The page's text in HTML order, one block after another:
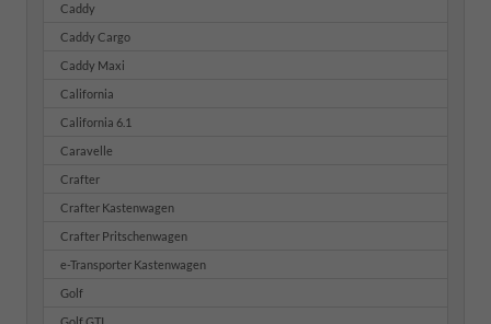
Caddy
Caddy Cargo
Caddy Maxi
California
California 6.1
Caravelle
Crafter
Crafter Kastenwagen
Crafter Pritschenwagen
e-Transporter Kastenwagen
Golf